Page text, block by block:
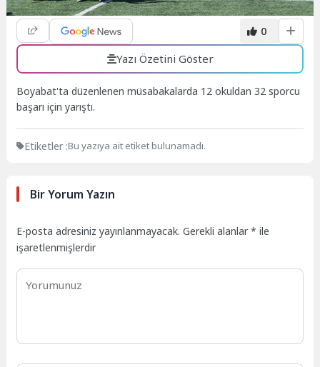
0
Yazı Özetini Göster
Boyabat'ta düzenlenen müsabakalarda 12 okuldan 32 sporcu
başarı için yarıştı.
Etiketler :Bu yazıya ait etiket bulunamadı.
Bir Yorum Yazın
E-posta adresiniz yayınlanmayacak. Gerekli alanlar* ile
işaretlenmişlerdir